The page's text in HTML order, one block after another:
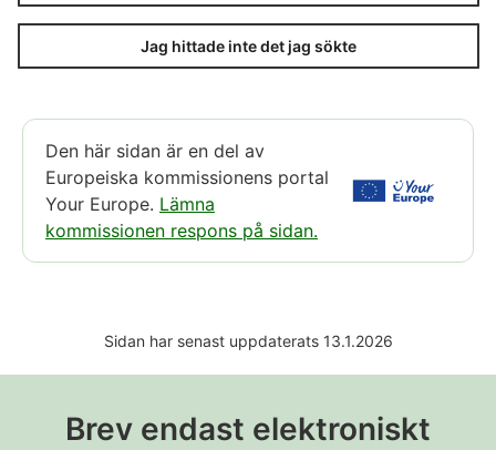
Jag hittade inte det jag sökte
Den här sidan är en del av
Europeiska kommissionens portal
Your Europe. Lämna
kommissionen respons på sidan.
Sidan har senast uppdaterats 13.1.2026
Brev endast elektroniskt